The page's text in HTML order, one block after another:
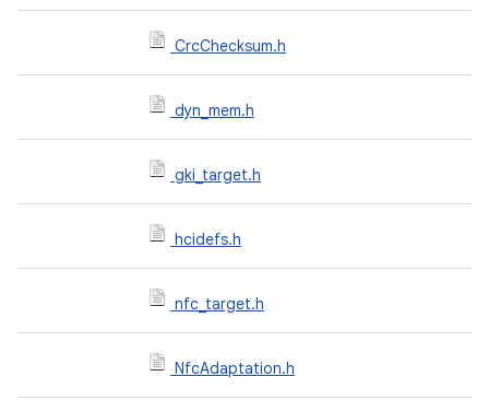
CrcChecksum.h
dyn_mem.h
gki_target.h
hcidefs.h
nfc_target.h
NfcAdaptation.h